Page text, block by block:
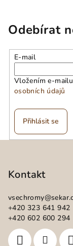
Odebírat
E-mail
Vložením e-
osobních údajů
Přihlásit se
Kontakt
vsechromy@
+420 323 641 942
+420 602 600 294